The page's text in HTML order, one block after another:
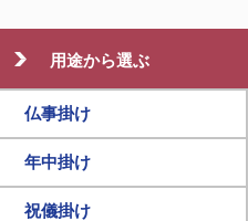
用途から選ぶ
仏事掛け
年中掛け
祝儀掛け